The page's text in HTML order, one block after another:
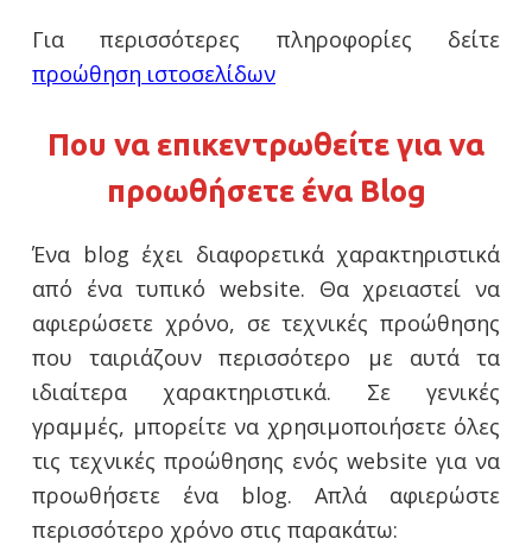
Για περισσότερες πληροφορίες δείτε
προώθηση ιστοσελίδων
Που να επικεντρωθείτε για να
προωθήσετε ένα Blog
Ένα blog έχει διαφορετικά χαρακτηριστικά
από ένα τυπικό website. Θα χρειαστεί να
αφιερώσετε χρόνο, σε τεχνικές προώθησης
που ταιριάζουν περισσότερο με αυτά τα
ιδιαίτερα χαρακτηριστικά. Σε γενικές
γραμμές, μπορείτε να χρησιμοποιήσετε όλες
τις τεχνικές προώθησης ενός website για να
προωθήσετε ένα blog. Απλά αφιερώστε
περισσότερο χρόνο στις παρακάτω: